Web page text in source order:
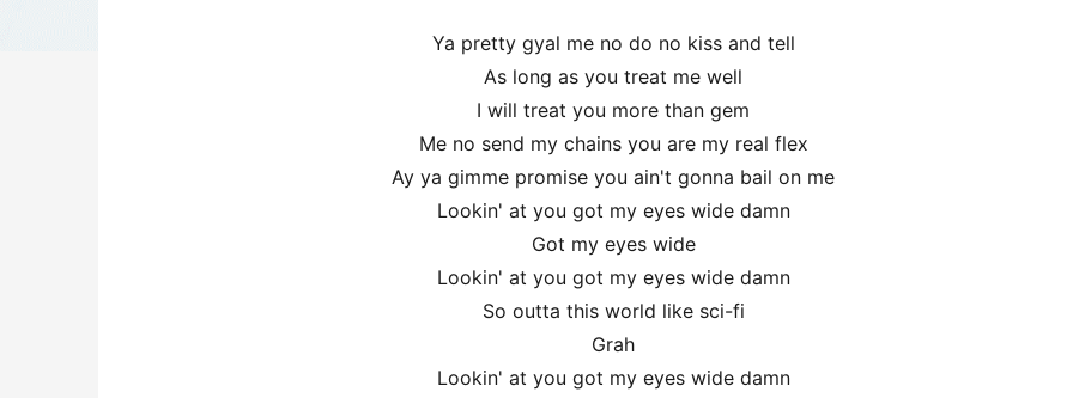
Ya pretty gyal me no do no kiss and tell
As long as you treat me well
I will treat you more than gem
Me no send my chains you are my real flex
Ay ya gimme promise you ain't gonna bail on me
Lookin' at you got my eyes wide damn
Got my eyes wide
Lookin' at you got my eyes wide damn
So outta this world like sci-fi
Grah
Lookin' at you got my eyes wide damn